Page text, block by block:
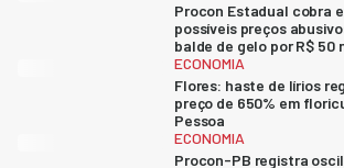
Procon Estadual cobra
possíveis preços
balde de gelo por R$ 50
ECONOMIA
Flores: haste de lírios
preço de 650% em
Pessoa
ECONOMIA
Procon-PB registra